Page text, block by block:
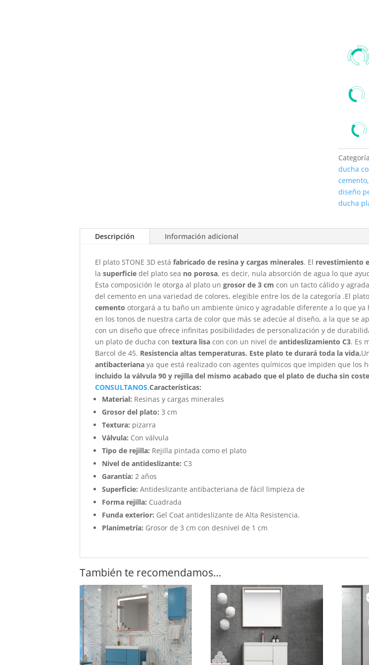
ducha
cemento,
diseño
ducha
Descripción Información adicional
El plato STONE 3D estáfabricado de resina y cargas minerales. El revestimiento
lasuperficiedel plato sea no porosa, es decir, nula absorción de agua lo que
Esta composición le otorga al plato un grosor de 3 cm con un tacto cálido y
del cemento en una variedad de colores, elegible entre los de la categoría .El
cementootorgará a tu baño un ambiente único y agradable diferente a lo que ya
en los tonos de nuestra carta de color que más se adecúe al diseño, a la que se
con un diseño que ofrece infinitas posibilidades de personalización y de
un plato de ducha con textura lisa con con un nivel deantideslizamiento C3. Es
Barcol de 45. Resistencia altas temperaturas. Este plato te durará toda la vida.
antibacterianaya que está realizado con agentes químicos que impiden que los
incluido la válvula 90 y rejilla del mismo acabado que el plato de ducha sin
CONSULTANOS.Características:
Material: Resinas y cargas minerales
Grosor del plato: 3 cm
Textura: pizarra
Válvula: Con válvula
Tipo de rejilla: Rejilla pintada como el plato
Nivel de antideslizante: C3
Garantía: 2 años
Superficie: Antideslizante antibacteriana de fácil limpieza de
Forma rejilla: Cuadrada
Funda exterior: Gel Coat antideslizante de Alta Resistencia.
Planimetría: Grosor de 3 cm con desnivel de 1 cm
También te recomendamos…